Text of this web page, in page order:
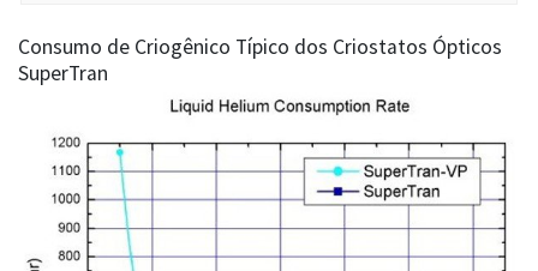
Consumo de Criogênico Típico dos Criostatos Ópticos
SuperTran